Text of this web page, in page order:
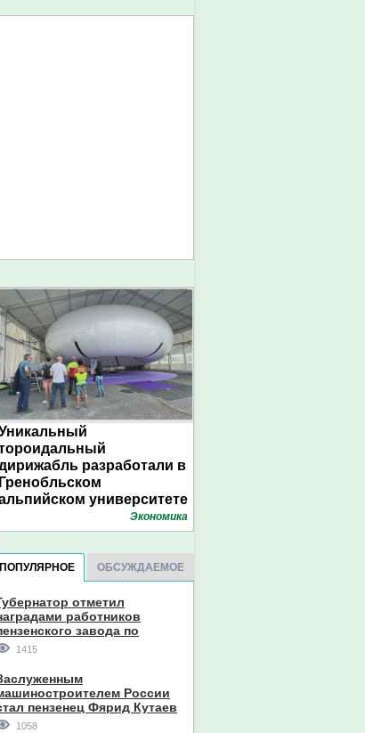
разработали в
Гренобльском
университете
Экономика
ПОПУЛЯРНОЕ ОБСУЖДАЕМОЕ
отметил
работников
завода по
станков
1415
России
пензенец Фярид Кутаев
1058